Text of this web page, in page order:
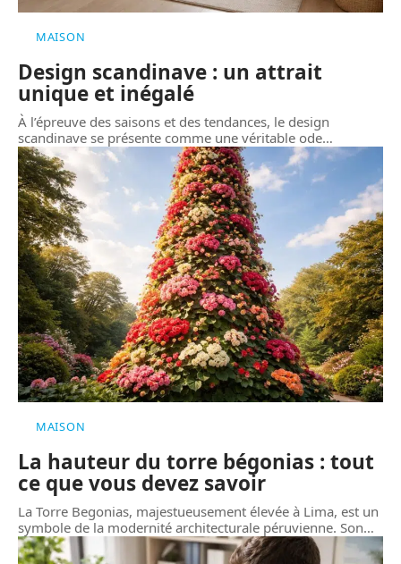
MAISON
Design scandinave : un attrait
unique et inégalé
À l’épreuve des saisons et des tendances, le design
scandinave se présente comme une véritable ode…
MAISON
La hauteur du torre bégonias : tout
ce que vous devez savoir
La Torre Begonias, majestueusement élevée à Lima, est un
symbole de la modernité architecturale péruvienne. Son…